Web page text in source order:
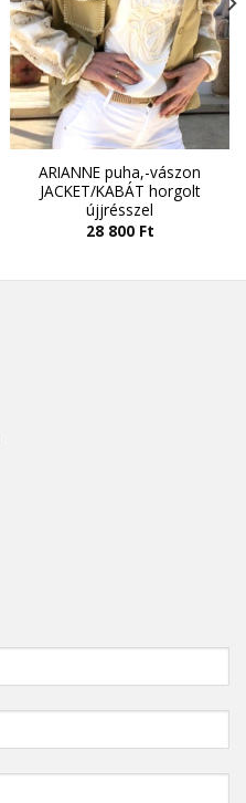
ARIANNE puha,-vászon
JACKET/KABÁT horgolt
újjrésszel
28 800 Ft